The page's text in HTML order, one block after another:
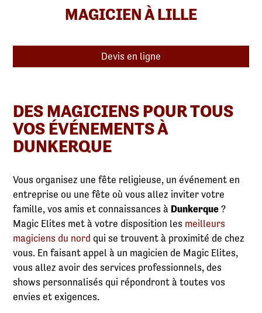
MAGICIEN À LILLE
Devis en ligne
DES MAGICIENS POUR TOUS
VOS ÉVÉNEMENTS À
DUNKERQUE
Vous organisez une fête religieuse, un événement en
entreprise ou une fête où vous allez inviter votre
famille, vos amis et connaissances à Dunkerque ?
Magic Elites met à votre disposition les meilleurs
magiciens du nord qui se trouvent à proximité de chez
vous. En faisant appel à un magicien de Magic Elites,
vous allez avoir des services professionnels, des
shows personnalisés qui répondront à toutes vos
envies et exigences.